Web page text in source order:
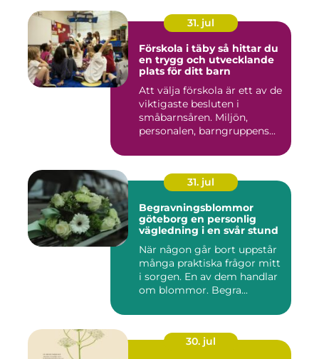
31. jul
Förskola i täby så hittar du
en trygg och utvecklande
plats för ditt barn
Att välja förskola är ett av de
viktigaste besluten i
småbarnsåren. Miljön,
personalen, barngruppens...
31. jul
Begravningsblommor
göteborg en personlig
vägledning i en svår stund
När någon går bort uppstår
många praktiska frågor mitt
i sorgen. En av dem handlar
om blommor. Begra...
30. jul